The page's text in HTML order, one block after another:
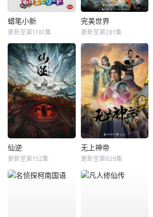
蜡笔小新
更新至第1181集
完美世界
更新至第281集
仙逆
更新至第152集
无上神帝
更新至第629集